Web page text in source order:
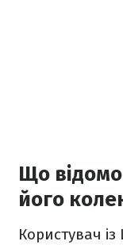
Що
його
Користувач